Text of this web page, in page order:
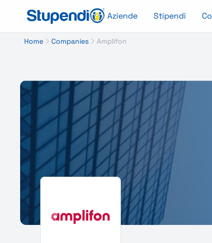
Aziende Stipendi
Home Companies Amplifon